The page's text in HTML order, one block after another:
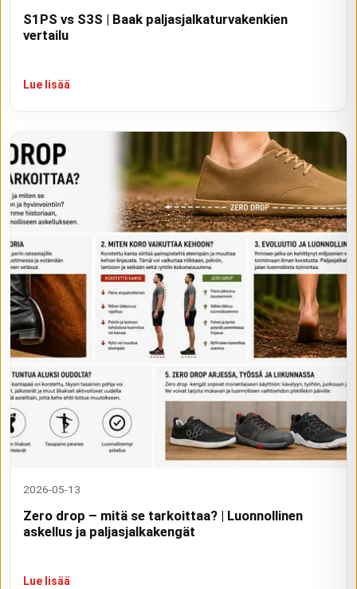
S1PS vs S3S | Baak paljasjalkaturvakenkien
vertailu
Lue lisää
2026-05-13
Zero drop – mitä se tarkoittaa? | Luonnollinen
askellus ja paljasjalkakengät
Lue lisää